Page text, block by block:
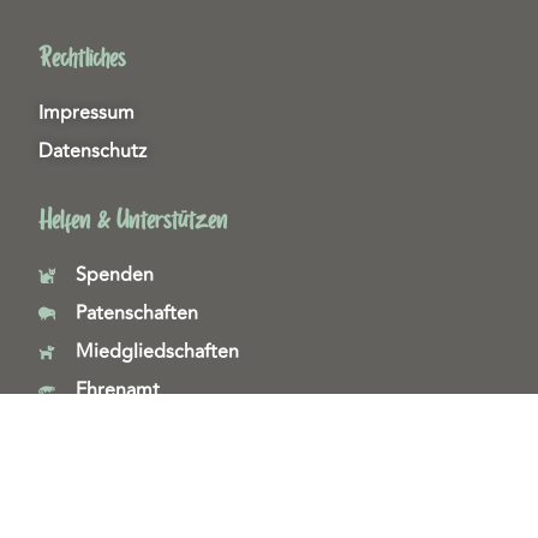
Rechtliches
Impressum
Datenschutz
Helfen & Unterstützen
Spenden
Patenschaften
Miedgliedschaften
Ehrenamt